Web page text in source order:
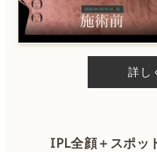
詳し
IPL全顔＋スポッ